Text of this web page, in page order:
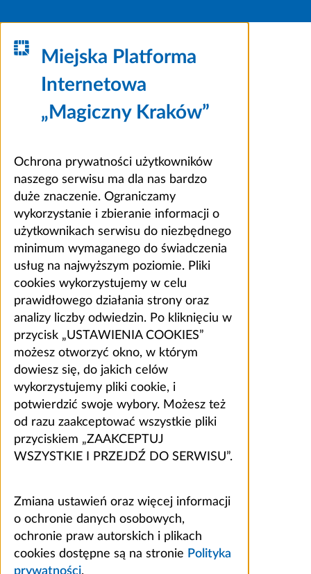
Miejska Platforma
Internetowa
„Magiczny Kraków”
Ochrona prywatności użytkowników
naszego serwisu ma dla nas bardzo
duże znaczenie. Ograniczamy
wykorzystanie i zbieranie informacji o
użytkownikach serwisu do niezbędnego
minimum wymaganego do świadczenia
usług na najwyższym poziomie. Pliki
cookies wykorzystujemy w celu
prawidłowego działania strony oraz
analizy liczby odwiedzin. Po kliknięciu w
przycisk „USTAWIENIA COOKIES”
możesz otworzyć okno, w którym
dowiesz się, do jakich celów
wykorzystujemy pliki cookie, i
potwierdzić swoje wybory. Możesz też
od razu zaakceptować wszystkie pliki
przyciskiem „ZAAKCEPTUJ
WSZYSTKIE I PRZEJDŹ DO SERWISU”.
Zmiana ustawień oraz więcej informacji
o ochronie danych osobowych,
ochronie praw autorskich i plikach
cookies dostępne są na stronie Polityka
prywatności.